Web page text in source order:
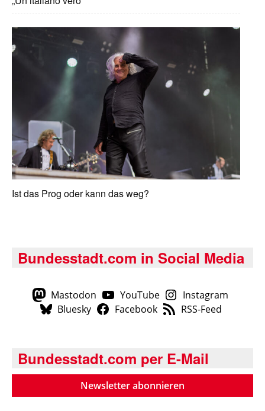
Ist das Prog oder kann das weg?
Bundesstadt.com in Social Media
Mastodon YouTube
Instagram
Bluesky
Facebook RSS-Feed
Bundesstadt.com per E-Mail
Newsletter abonnieren